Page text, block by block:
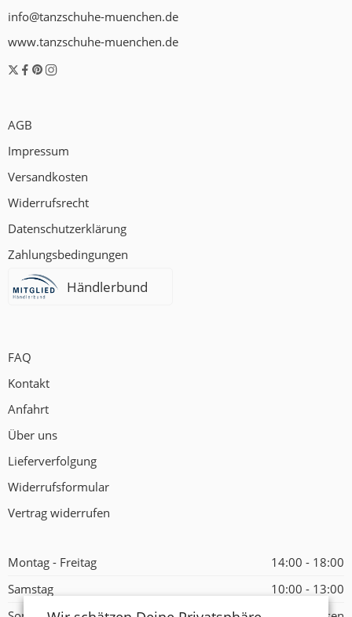
info@tanzschuhe-muenchen.de
www.tanzschuhe-muenchen.de
AGB
Impressum
Versandkosten
Widerrufsrecht
Datenschutzerklärung
Zahlungsbedingungen
Händlerbund
FAQ
Kontakt
Anfahrt
Über uns
Lieferverfolgung
Widerrufsformular
Vertrag widerrufen
Montag - Freitag
14:00 - 18:00
Samstag
10:00 - 13:00